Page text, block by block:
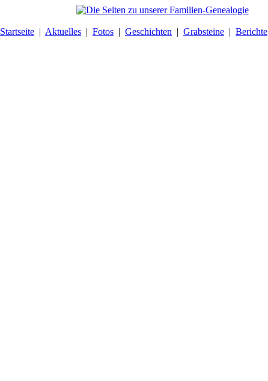
Startseite | Aktuelles | Fotos | Geschichten | Grabsteine | Berichte